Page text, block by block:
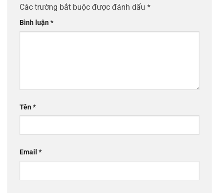
Các trường bắt buộc được đánh dấu *
Bình luận*
Tên*
Email *